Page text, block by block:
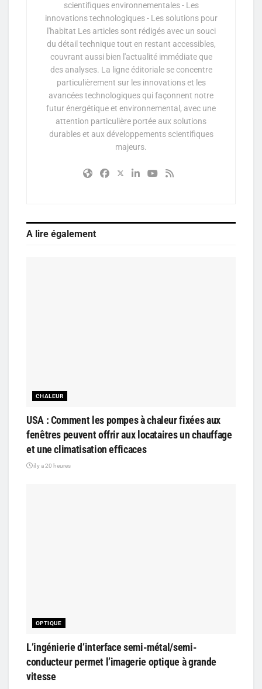
scientifiques environnementales - Les
innovations technologiques - Les solutions pour
l'habitat Les articles sont rédigés avec un souci
du détail technique tout en restant accessibles,
couvrant aussi bien l'actualité immédiate que
des analyses. La ligne éditoriale se concentre
particulièrement sur les innovations et les
avancées technologiques qui façonnent notre
futur énergétique et environnemental, avec une
attention particulière portée aux solutions
durables et aux développements scientifiques
majeurs.
A lire également
CHALEUR
USA : Comment les pompes à chaleur fixées aux
fenêtres peuvent offrir aux locataires un chauffage
et une climatisation efficaces
il y a 20 heures
OPTIQUE
L’ingénierie d’interface semi-métal/semi-
conducteur permet l’imagerie optique à grande
vitesse